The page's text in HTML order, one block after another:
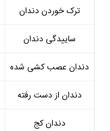
ترک خوردن دندان
ساییدگی دندان
دندان عصب کشی شده
دندان از دست رفته
دندان کج